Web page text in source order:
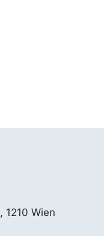
1210 Wien